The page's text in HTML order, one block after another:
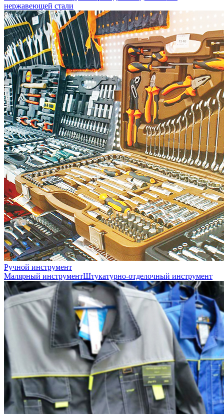
нержавеющей стали
Ручной инструмент
Малярный инструментШтукатурно-отделочный инструмент